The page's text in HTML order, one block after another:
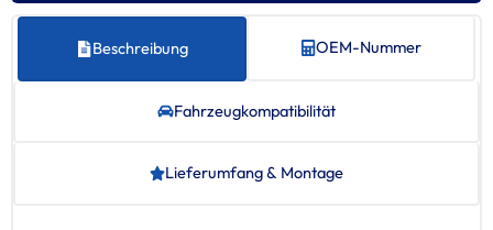
Beschreibung OEM-Nummer
Fahrzeug­kompatibilität
Lieferumfang & Montage